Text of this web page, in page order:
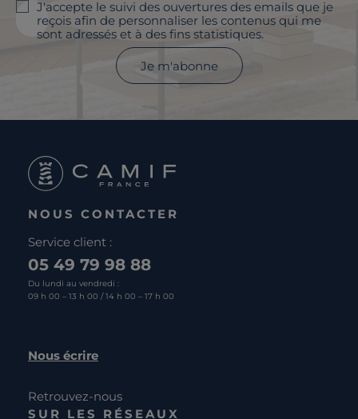
J'accepte le suivi des ouvertures des emails que je
reçois afin de personnaliser les contenus qui me
sont adressés et à des fins statistiques.
Je m'abonne
NOUS CONTACTER
Service client :
05 49 79 98 88
Du lundi au vendredi :
09 h 00 – 13 h 00 / 14 h 00 – 17 h 00
Nous écrire
Retrouvez-nous
SUR LES RÉSEAUX